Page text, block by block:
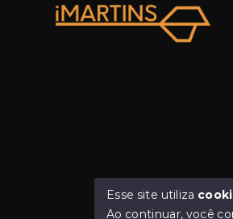
Esse site utiliza
Ao continuar, você